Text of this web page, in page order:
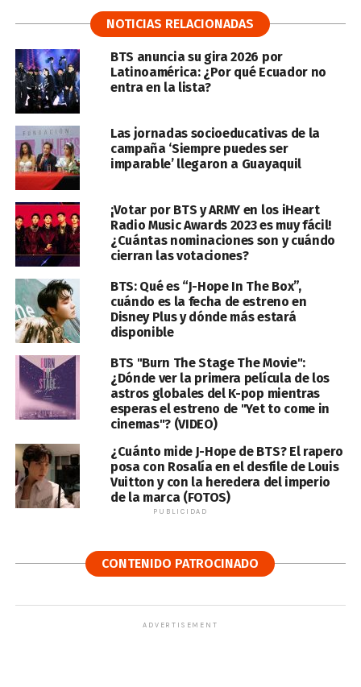
NOTICIAS RELACIONADAS
BTS anuncia su gira 2026 por
Latinoamérica: ¿Por qué Ecuador no
entra en la lista?
Las jornadas socioeducativas de la
campaña ‘Siempre puedes ser
imparable’ llegaron a Guayaquil
¡Votar por BTS y ARMY en los iHeart
Radio Music Awards 2023 es muy fácil!
¿Cuántas nominaciones son y cuándo
cierran las votaciones?
BTS: Qué es “J-Hope In The Box”,
cuándo es la fecha de estreno en
Disney Plus y dónde más estará
disponible
BTS "Burn The Stage The Movie":
¿Dónde ver la primera película de los
astros globales del K-pop mientras
esperas el estreno de "Yet to come in
cinemas"? (VIDEO)
¿Cuánto mide J-Hope de BTS? El rapero
posa con Rosalía en el desfile de Louis
Vuitton y con la heredera del imperio
de la marca (FOTOS)
PUBLICIDAD
CONTENIDO PATROCINADO
ADVERTISEMENT